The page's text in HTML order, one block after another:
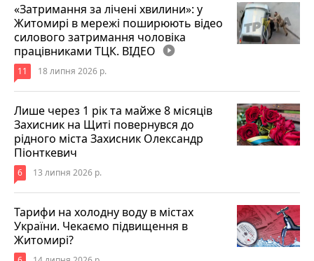
«Затримання за лічені хвилини»: у
Житомирі в мережі поширюють відео
силового затримання чоловіка
працівниками ТЦК. ВІДЕО play_circle_filled
11 18 липня 2026 р.
Лише через 1 рік та майже 8 місяців
Захисник на Щиті повернувся до
рідного міста Захисник Олександр
Піонткевич
6 13 липня 2026 р.
Тарифи на холодну воду в містах
України. Чекаємо підвищення в
Житомирі?